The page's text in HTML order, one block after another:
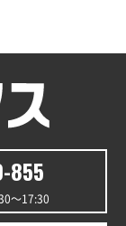
855
〜17:30